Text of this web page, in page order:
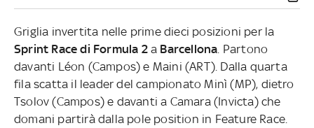
Griglia invertita nelle prime dieci posizioni per la
Sprint Race di Formula 2a Barcellona . Partono
davanti Léon (Campos) e Maini (ART). Dalla quarta
fila scatta il leader del campionato Minì (MP), dietro
Tsolov (Campos) e davanti a Camara (Invicta) che
domani partirà dalla pole position in Feature Race.